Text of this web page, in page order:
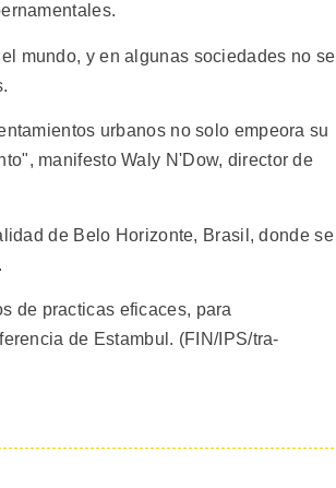
mundo, y en algunas sociedades no se
urbanos no solo empeora su
manifesto Waly N'Dow, director de
de Belo Horizonte, Brasil, donde se
de practicas eficaces, para
de Estambul. (FIN/IPS/tra-